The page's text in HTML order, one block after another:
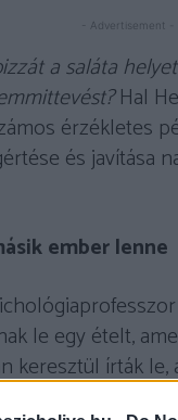
- Advertisement -
a saláta
Hal
érzékletes
és javítása
ember lenne
le egy ételt,
keresztül írták